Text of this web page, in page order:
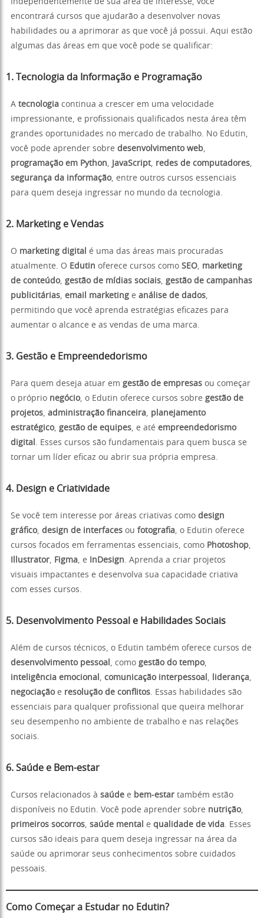
Independentemente de sua área de interesse, você
encontrará cursos que ajudarão a desenvolver novas
habilidades ou a aprimorar as que você já possui. Aqui estão
algumas das áreas em que você pode se qualificar:
1. Tecnologia da Informação e Programação
A tecnologia continua a crescer em uma velocidade
impressionante, e profissionais qualificados nesta área têm
grandes oportunidades no mercado de trabalho. No Edutin,
você pode aprender sobre desenvolvimento web,
programação em Python, JavaScript, redes de computadores,
segurança da informação, entre outros cursos essenciais
para quem deseja ingressar no mundo da tecnologia.
2. Marketing e Vendas
O marketing digital é uma das áreas mais procuradas
atualmente. O Edutin oferece cursos como SEO, marketing
de conteúdo, gestão de mídias sociais, gestão de campanhas
publicitárias, email marketing e análise de dados,
permitindo que você aprenda estratégias eficazes para
aumentar o alcance e as vendas de uma marca.
3. Gestão e Empreendedorismo
Para quem deseja atuar em gestão de empresas ou começar
o próprio negócio, o Edutin oferece cursos sobre gestão de
projetos, administração financeira, planejamento
estratégico, gestão de equipes, e até empreendedorismo
digital . Esses cursos são fundamentais para quem busca se
tornar um líder eficaz ou abrir sua própria empresa.
4. Design e Criatividade
Se você tem interesse por áreas criativas como design
gráfico, design de interfaces ou fotografia, o Edutin oferece
cursos focados em ferramentas essenciais, como Photoshop,
Illustrator, Figma, e InDesign. Aprenda a criar projetos
visuais impactantes e desenvolva sua capacidade criativa
com esses cursos.
5. Desenvolvimento Pessoal e Habilidades Sociais
Além de cursos técnicos, o Edutin também oferece cursos de
desenvolvimento pessoal , como gestão do tempo,
inteligência emocional , comunicação interpessoal , liderança,
negociaçãoe resolução de conflitos. Essas habilidades são
essenciais para qualquer profissional que queira melhorar
seu desempenho no ambiente de trabalho e nas relações
sociais.
6. Saúde e Bem-estar
Cursos relacionados à saúde e bem-estar também estão
disponíveis no Edutin. Você pode aprender sobre nutrição,
primeiros socorros, saúde mental e qualidade de vida. Esses
cursos são ideais para quem deseja ingressar na área da
saúde ou aprimorar seus conhecimentos sobre cuidados
pessoais.
Como Começar a Estudar no Edutin?